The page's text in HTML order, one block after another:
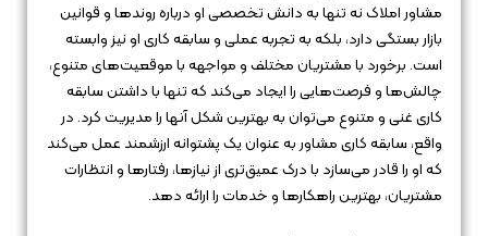
مشاور املاک نه تنها به دانش تخصصی او درباره روندها و قوانین
بازار بستگی دارد، بلکه به تجربه عملی و سابقه کاری او نیز وابسته
است. برخورد با مشتریان مختلف و مواجهه با موقعیت‌های متنوع،
چالش‌ها و فرصت‌هایی را ایجاد می‌کند که تنها با داشتن سابقه
کاری غنی و متنوع می‌توان به بهترین شکل آنها را مدیریت کرد. در
واقع، سابقه کاری مشاور به عنوان یک پشتوانه ارزشمند عمل می‌کند
که او را قادر می‌سازد با درک عمیق‌تری از نیازها، رفتارها و انتظارات
مشتریان، بهترین راهکارها و خدمات را ارائه دهد.